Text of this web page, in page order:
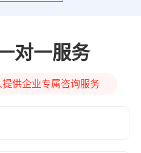
对一服务
提供企业专属咨询服务